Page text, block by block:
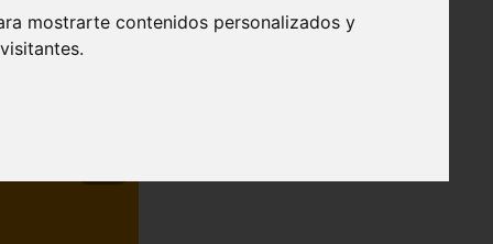
mostrarte contenidos personalizados y